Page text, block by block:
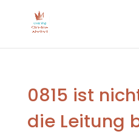
0815 ist
die Leitung